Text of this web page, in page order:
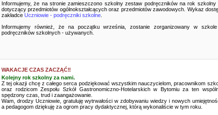
Informujemy, że na stronie zamieszczono szkolny zestaw podręczników na rok szkolny
dotyczący przedmiotów ogólnokształcących oraz przedmiotów zawodowych. Wykaz
zakładce Uczniowie - podręczniki szkolne
Informujemy również, że na początku września, zostanie zorganizowany w
podręczników szkolnych - używanych.
WAKACJE CZAS ZACZĄĆ‼️
Kolejny rok szkolny za nami.
Z tej okazji chcę z całego serca podziękować wszystkim nauczycielom, pracownikom
oraz rodzicom Zespołu Szkół Gastronomiczno-Hotelarskich w Bytomiu za ten
spędzony czas, trud i zaangażowanie.
Wam, drodzy Uczniowie, gratuluję wytrwałości w zdobywaniu wiedzy i nowych
a pedagogom dziękuję za ogrom pracy dydaktycznej, którą wykonaliście w tym roku.